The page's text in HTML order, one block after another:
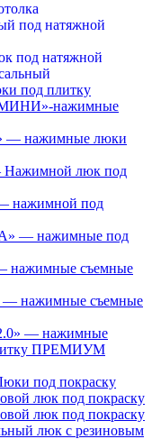
под натяжной
под натяжной
под плитку
нажимные
— нажимные люки
Нажимной люк под
нажимной под
— нажимные под
нажимные съемные
нажимные съемные
— нажимные
ПРЕМИУМ
под покраску
люк под покраску
люк под покраску
люк с резиновым